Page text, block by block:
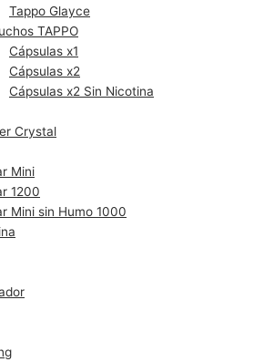
Tappo Glayce
TAPPO
Cápsulas x1
Cápsulas x2
Cápsulas x2 Sin Nicotina
Crystal
Mini
1200
Mini sin Humo 1000